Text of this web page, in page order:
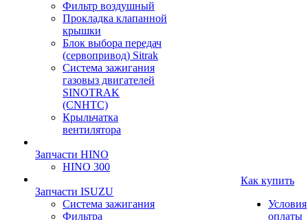
Фильтр воздушный
Прокладка клапанной
крышки
Блок выбора передач
(сервопривод) Sitrak
Система зажигания
газовыз двигателей
SINOTRAK
(CNHTC)
Крыльчатка
вентилятора
Запчасти HINO
HINO 300
Запчасти ISUZU
Система зажигания
Фильтра
Как купить
Условия
оплаты